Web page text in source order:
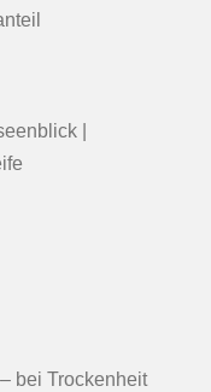
|
bei Trockenheit